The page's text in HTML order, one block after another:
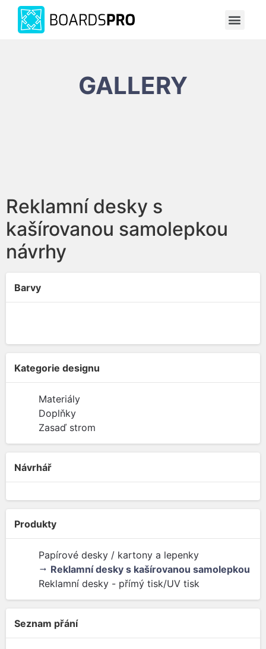
GALLERY
Reklamní desky s
kašírovanou samolepkou
návrhy
Barvy
Kategorie designu
Materiály
Doplňky
Zasaď strom
Návrhář
Produkty
Papírové desky / kartony a lepenky
Reklamní desky s kašírovanou samolepkou
Reklamní desky - přímý tisk/UV tisk
Seznam přání